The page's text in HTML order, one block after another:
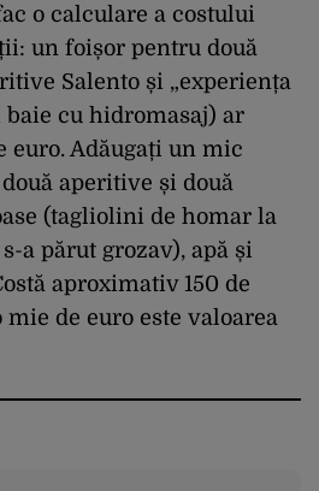
o calculare a costului
un foișor pentru două
Salento și „experiența
baie cu hidromasaj) ar
euro. Adăugați un mic
aperitive și două
(tagliolini de homar la
a părut grozav), apă și
aproximativ 150 de
de euro este valoarea